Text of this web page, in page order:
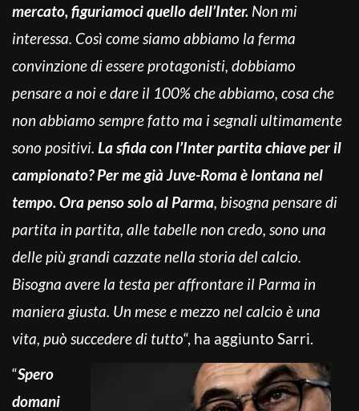
mercato, figuriamoci quello dell’Inter. Non mi
interessa. Così come siamo abbiamo la ferma
convinzione di essere protagonisti, dobbiamo
pensare a noi e dare il 100% che abbiamo, cosa che
non abbiamo sempre fatto ma i segnali ultimamente
sono positivi. La sfida con l’Inter partita chiave per il
campionato? Per me già Juve-Roma è lontana nel
tempo. Ora penso solo al Parma, bisogna pensare di
partita in partita, alle tabelle non credo, sono una
delle più grandi cazzate nella storia del calcio.
Bisogna avere la testa per affrontare il Parma in
maniera giusta. Un mese e mezzo nel calcio è una
vita, può succedere di tutto“, ha aggiunto Sarri.
“Spero
domani